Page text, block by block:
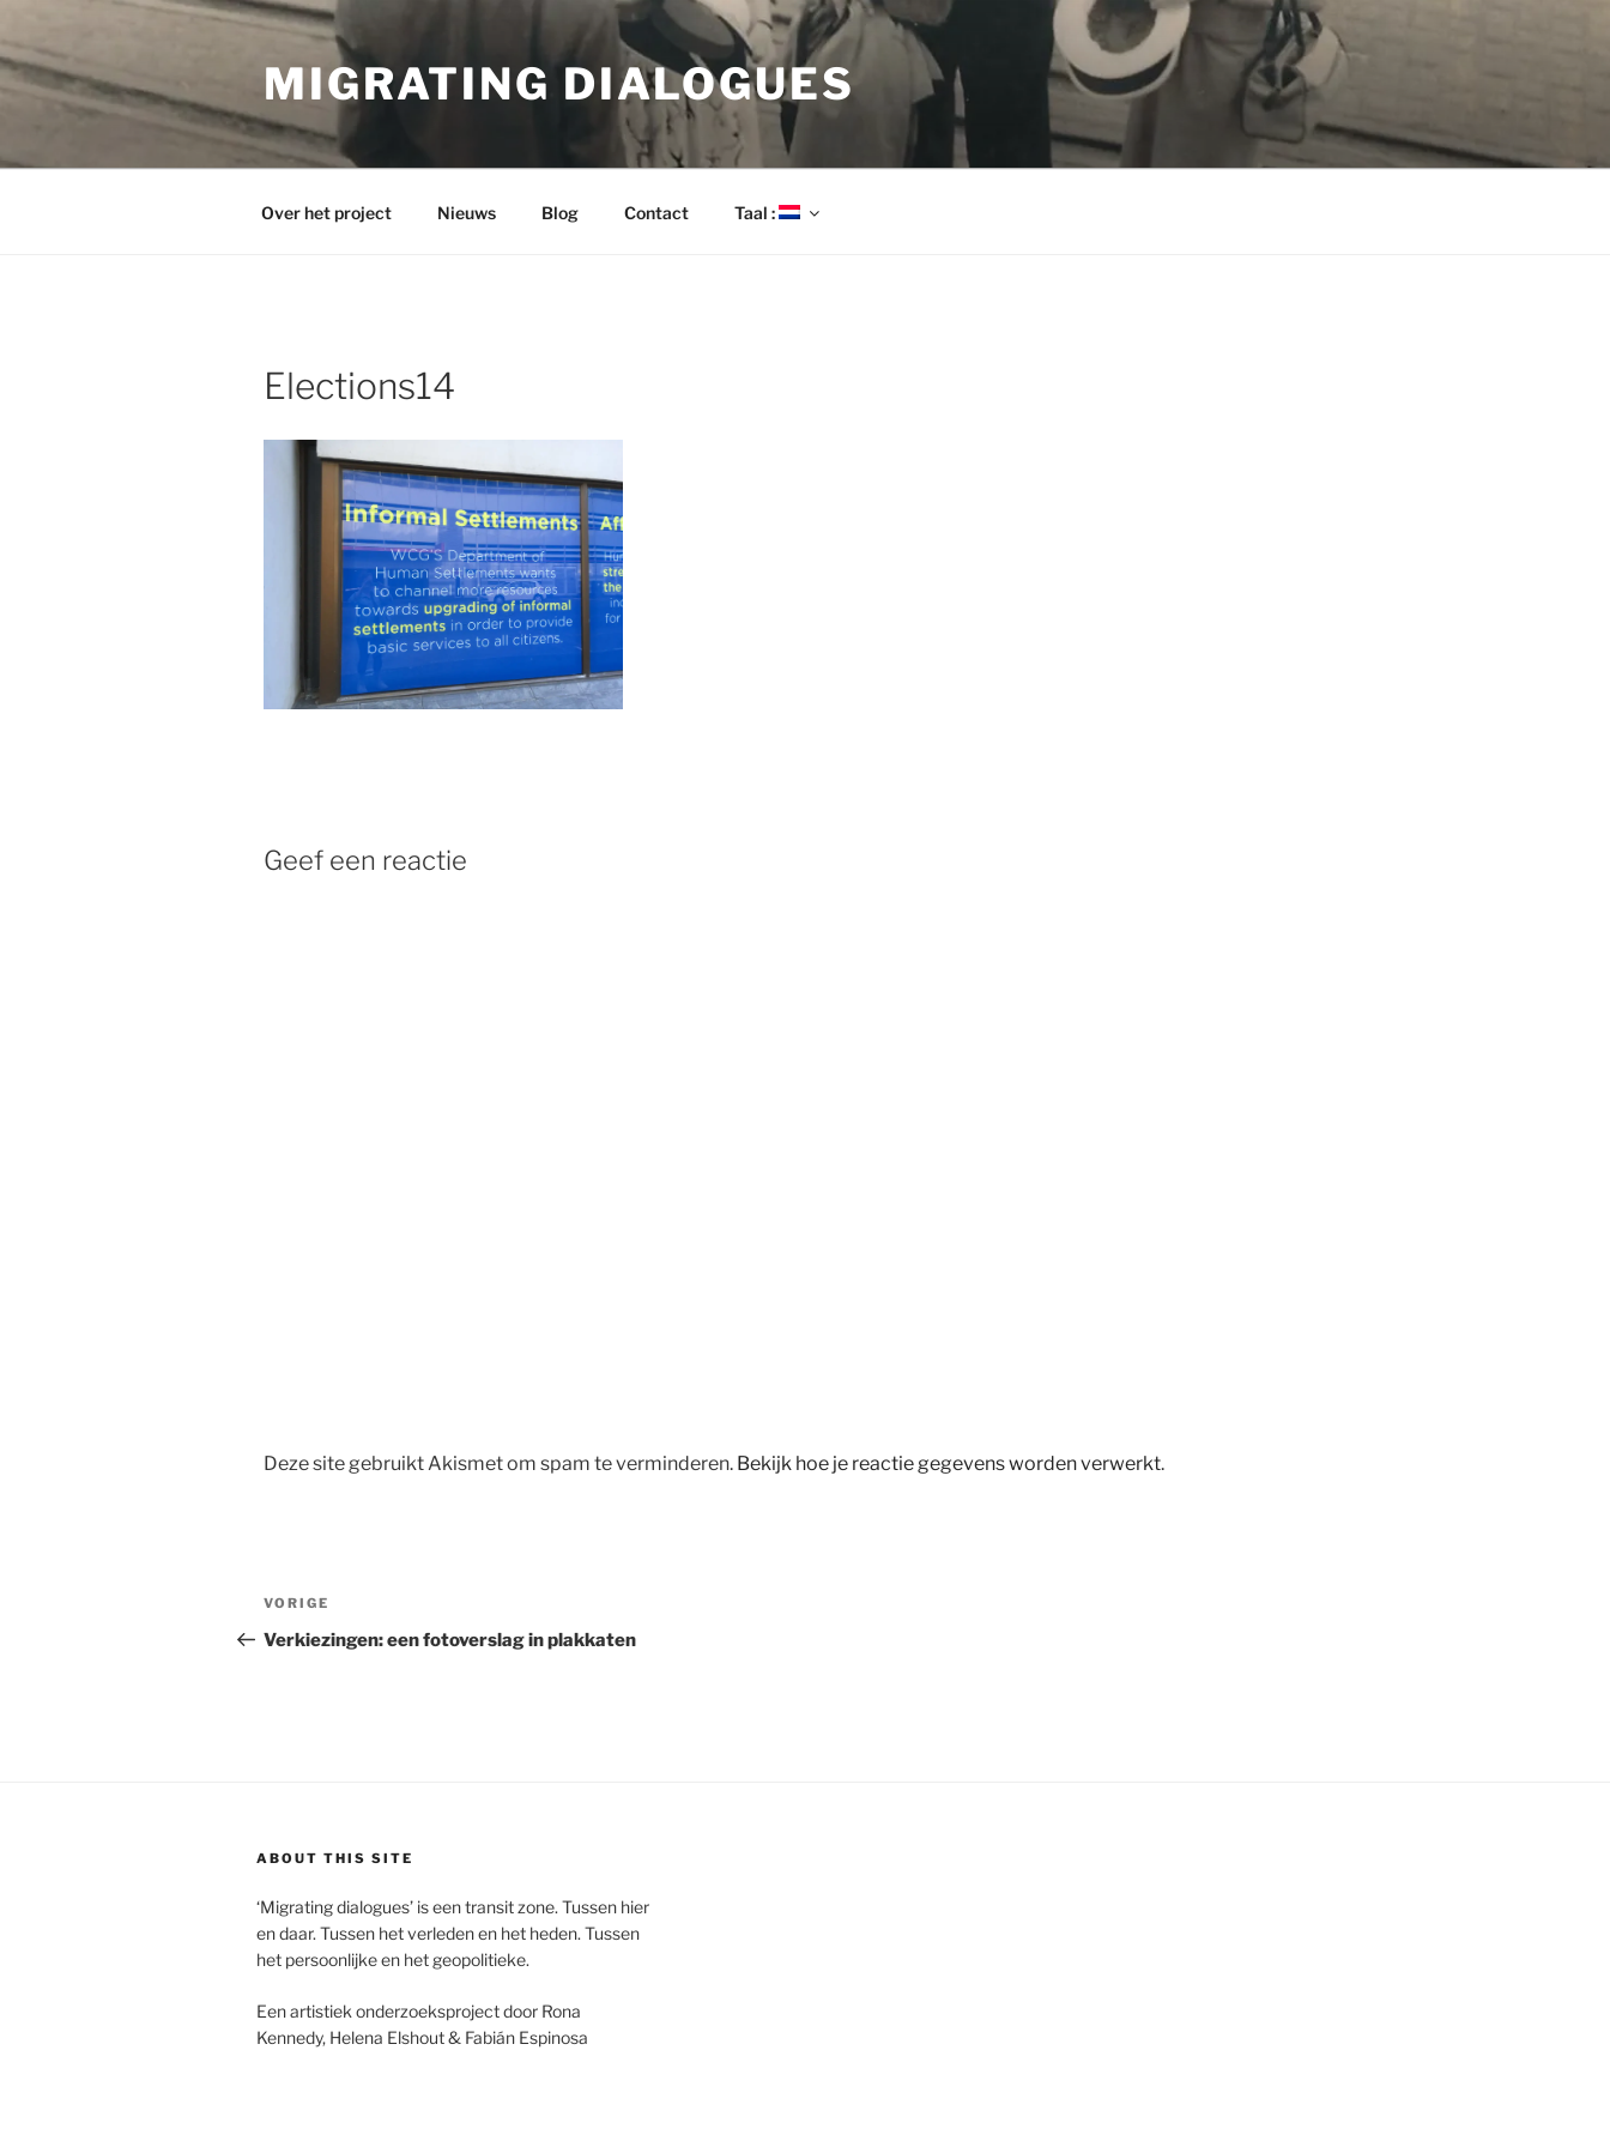
naar
de
MIGRATING DIALOGUES
Over het project Nieuws Blog Contact Taal :
Elections14
Geef een reactie
Deze site gebruikt Akismet om spam te verminderen. Bekijk hoe je reactie gegevens worden verwerkt.
Bericht
navigatie
Vorig
bericht
VORIGE
Verkiezingen: een fotoverslag in plakkaten
ABOUT THIS SITE
‘Migrating dialogues’ is een transit zone. Tussen hier
en daar. Tussen het verleden en het heden. Tussen
het persoonlijke en het geopolitieke.
Een artistiek onderzoeksproject door Rona
Kennedy, Helena Elshout & Fabián Espinosa